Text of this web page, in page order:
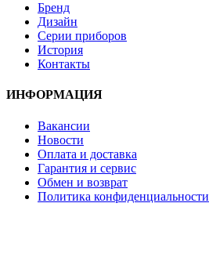
Бренд
Дизайн
Серии приборов
История
Контакты
ИНФОРМАЦИЯ
Вакансии
Новости
Оплата и доставка
Гарантия и сервис
Обмен и возврат
Политика конфиденциальности